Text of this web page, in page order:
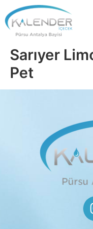
Sarıyer
Pet